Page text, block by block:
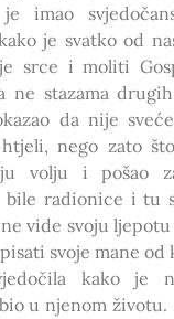
imao
je svatko od
srce i moliti
ne stazama
da nije
nego zato
volju i pošao
bile radionice i tu
vide svoju
svoje mane od
kako je
u njenom životu.